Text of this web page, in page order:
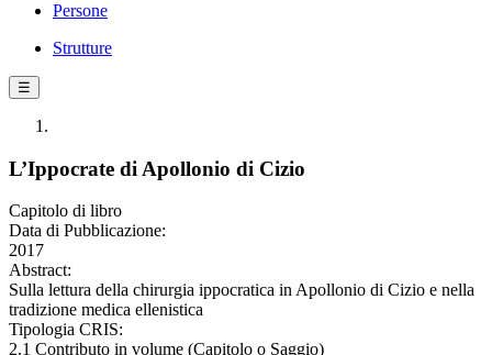
Persone
Strutture
☰
L’Ippocrate di Apollonio di Cizio
Capitolo di libro
Data di Pubblicazione:
2017
Abstract:
Sulla lettura della chirurgia ippocratica in Apollonio di Cizio e nella
tradizione medica ellenistica
Tipologia CRIS:
2.1 Contributo in volume (Capitolo o Saggio)